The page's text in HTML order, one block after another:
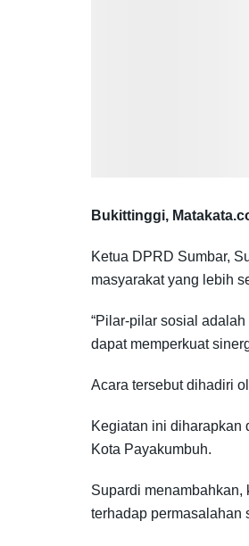
Bukittinggi,
Ketua DPRD Sumbar,
masyarakat yang lebih
“Pilar-pilar sosial
dapat memperkuat
Acara tersebut dihadiri
Kegiatan ini diharapkan
Kota Payakumbuh.
Supardi
terhadap permasalahan